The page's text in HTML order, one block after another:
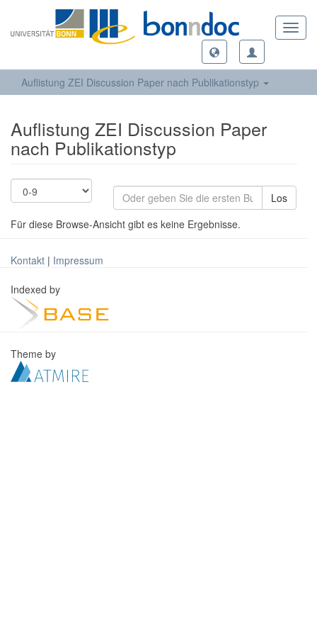
Auflistung ZEI Discussion Paper nach Publikationstyp
Auflistung ZEI Discussion Paper
nach Publikationstyp
Los
Für diese Browse-Ansicht gibt es keine Ergebnisse.
Kontakt | Impressum
Indexed by
Theme by